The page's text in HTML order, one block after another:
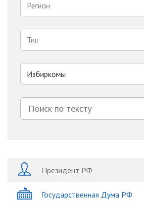
Регион
Тип
Избиркомы
Президент РФ
Государственная Дума РФ